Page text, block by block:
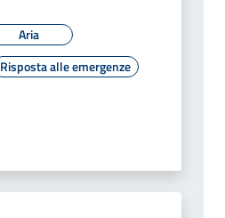
Aria
Risposta alle emergenze